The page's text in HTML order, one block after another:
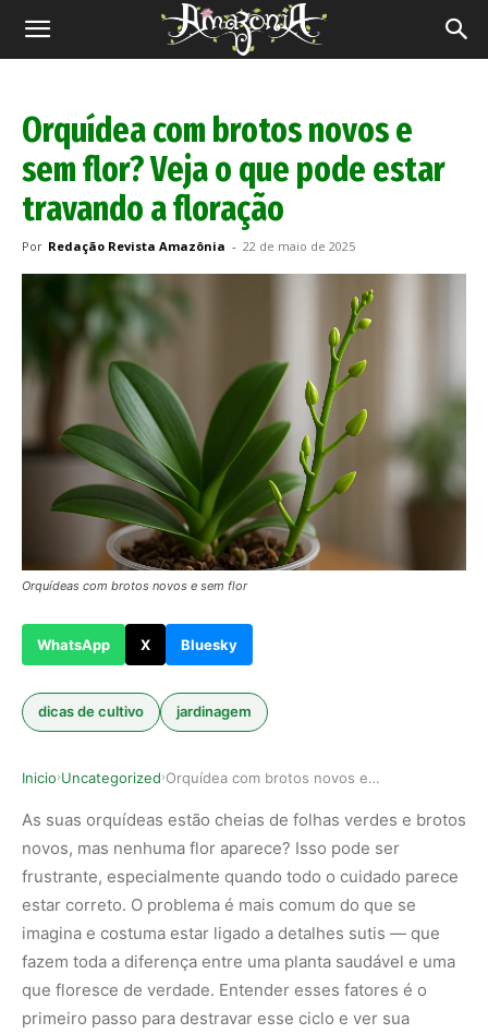
Revista
Orquídea com brotos novos e
sem flor? Veja o que pode estar
travando a floração
Por Redação Revista Amazônia - 22 de maio de 2025
Orquídeas com brotos novos e sem flor
WhatsApp X Bluesky
dicas de cultivo jardinagem
Inicio›Uncategorized› Orquídea com brotos novos e sem flor? Veja o qu…
As suas orquídeas estão cheias de folhas verdes e brotos
novos, mas nenhuma flor aparece? Isso pode ser
frustrante, especialmente quando todo o cuidado parece
estar correto. O problema é mais comum do que se
imagina e costuma estar ligado a detalhes sutis — que
fazem toda a diferença entre uma planta saudável e uma
que floresce de verdade. Entender esses fatores é o
primeiro passo para destravar esse ciclo e ver sua